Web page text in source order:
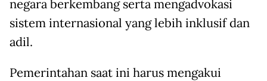
negara berkembang serta mengadvokasi
sistem internasional yang lebih inklusif dan
adil.
Pemerintahan saat ini harus mengakui